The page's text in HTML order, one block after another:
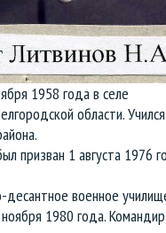
1958 года в селе
области.
призван 1 августа 1976
военное
1980 года.